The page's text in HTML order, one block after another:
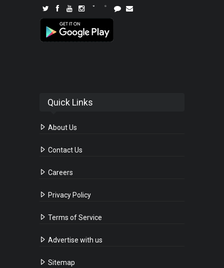
Quick Links
About Us
Contact Us
Careers
Privacy Policy
Terms of Service
Advertise with us
Sitemap